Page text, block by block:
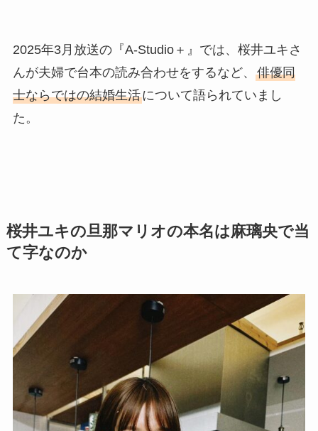
2025年3月放送の『A-Studio＋』では、桜井ユキさ
んが夫婦で台本の読み合わせをするなど、 俳優同
士ならではの結婚生活について語られていまし
た。
桜井ユキの旦那マリオの本名は麻璃央で当
て字なのか